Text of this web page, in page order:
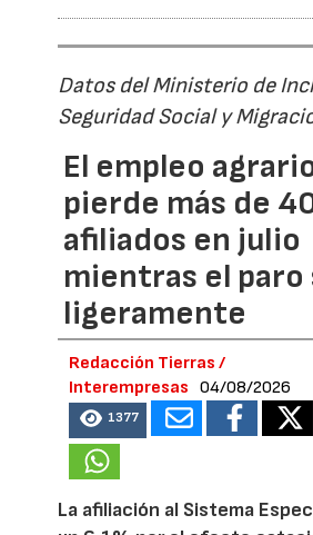
Datos del Ministerio de
Seguridad Social y
El empleo
pierde más de
afiliados en julio
mientras el paro
ligeramente
Redacción Tierras /
Interempresas
04/08/2026
1377
La afiliación al Sistema